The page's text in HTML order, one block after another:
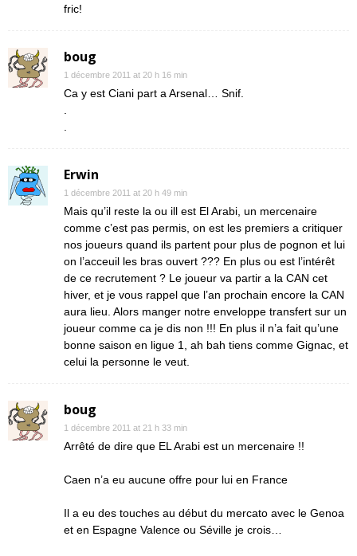
fric!
boug
1 décembre 2011 at 20 h 16 min
Ca y est Ciani part a Arsenal… Snif.
Erwin
1 décembre 2011 at 20 h 49 min
Mais qu’il reste la ou ill est El Arabi, un mercenaire
comme c’est pas permis, on est les premiers a critiquer
nos joueurs quand ils partent pour plus de pognon et lui
on l’acceuil les bras ouvert ??? En plus ou est l’intérêt
de ce recrutement ? Le joueur va partir a la CAN cet
hiver, et je vous rappel que l’an prochain encore la CAN
aura lieu. Alors manger notre enveloppe transfert sur un
joueur comme ca je dis non !!! En plus il n’a fait qu’une
bonne saison en ligue 1, ah bah tiens comme Gignac, et
celui la personne le veut.
boug
1 décembre 2011 at 21 h 33 min
Arrêté de dire que EL Arabi est un mercenaire !!
Caen n’a eu aucune offre pour lui en France
Il a eu des touches au début du mercato avec le Genoa
et en Espagne Valence ou Séville je crois…